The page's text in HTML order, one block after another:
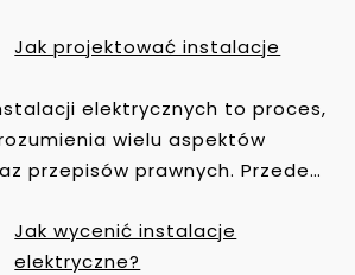
Jak projektować instalacje
elektrycznych to proces,
wielu aspektów
przepisów prawnych. Przede…
Jak wycenić instalacje
elektryczne?